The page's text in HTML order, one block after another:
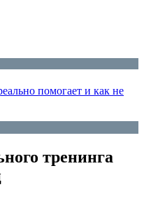
помогает и как не
тренинга